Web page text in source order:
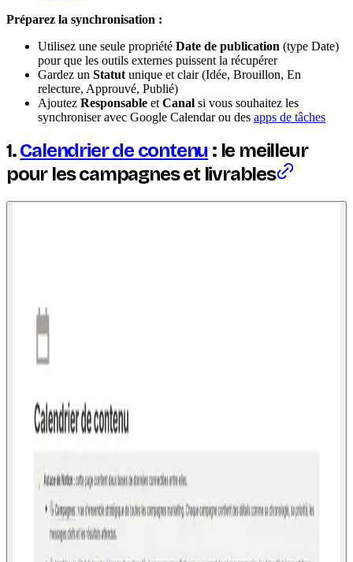
Préparez la synchronisation :
Utilisez une seule propriété Date de publication (type Date)
pour que les outils externes puissent la récupérer
Gardez un Statut unique et clair (Idée, Brouillon, En
relecture, Approuvé, Publié)
Ajoutez Responsable et Canal si vous souhaitez les
synchroniser avec Google Calendar ou des apps de tâches
1.Calendrier de contenu : le meilleur
pour les campagnes et livrables